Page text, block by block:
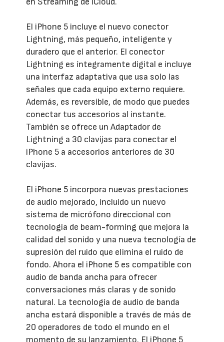
El iPhone 5 incluye el nuevo conector
Lightning, más pequeño, inteligente y
duradero que el anterior. El conector
Lightning es íntegramente digital e incluye
una interfaz adaptativa que usa solo las
señales que cada equipo externo requiere.
Además, es reversible, de modo que puedes
conectar tus accesorios al instante.
También se ofrece un Adaptador de
Lightning a 30 clavijas para conectar el
iPhone 5 a accesorios anteriores de 30
clavijas.
El iPhone 5 incorpora nuevas prestaciones
de audio mejorado, incluido un nuevo
sistema de micrófono direccional con
tecnología de beam-forming que mejora la
calidad del sonido y una nueva tecnología de
supresión del ruido que elimina el ruido de
fondo. Ahora el iPhone 5 es compatible con
audio de banda ancha para ofrecer
conversaciones más claras y de sonido
natural. La tecnología de audio de banda
ancha estará disponible a través de más de
20 operadores de todo el mundo en el
momento de su lanzamiento. El iPhone 5